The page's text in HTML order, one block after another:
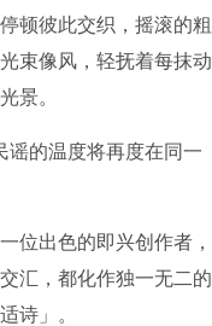
顿彼此交织，摇滚的粗
束像风，轻抚着每抹动
景。
谣的温度将再度在同一
位出色的即兴创作者，
汇，都化作独一无二的
诗」。